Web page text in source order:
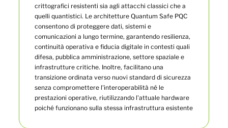
crittografici resistenti sia agli attacchi classici che a
quelli quantistici. Le architetture Quantum Safe PQC
consentono di proteggere dati, sistemi e
comunicazioni a lungo termine, garantendo resilienza,
continuità operativa e fiducia digitale in contesti quali
difesa, pubblica amministrazione, settore spaziale e
infrastrutture critiche. Inoltre, facilitano una
transizione ordinata verso nuovi standard di sicurezza
senza compromettere l'interoperabilità né le
prestazioni operative, riutilizzando l'attuale hardware
poiché funzionano sulla stessa infrastruttura esistente